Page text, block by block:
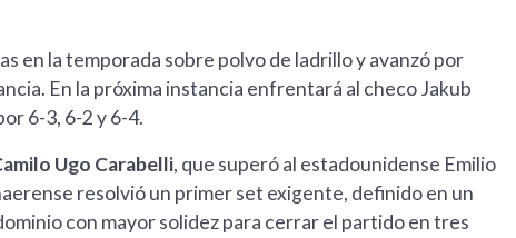
en la temporada sobre polvo de ladrillo y avanzó por
En la próxima instancia enfrentará al checo Jakub
6-3, 6-2 y 6-4.
Ugo Carabelli, que superó al estadounidense Emilio
resolvió un primer set exigente, definido en un
con mayor solidez para cerrar el partido en tres